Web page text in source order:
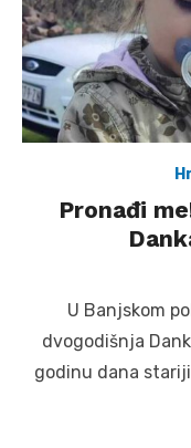
Pronađi
U Banjskom
dvogodišnja
godinu dana